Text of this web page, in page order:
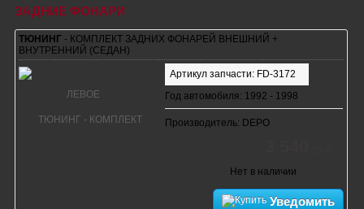
ЗАДНИЕ ФОНАРИ
ТЮНИНГ- КОМПЛЕКТ ЗАДНИХ ФОНАРЕЙ ВНЕШНИЙ +
ВНУТРЕННИЙ (СЕДАН)
Артикул запчасти: FD-3172
Год автомобиля: 1992 - 1998
Производитель: DEPO
Нет в наличии
Уведомить